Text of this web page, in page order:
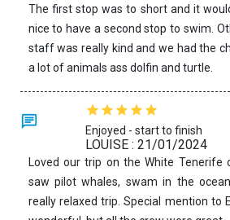
The first stop was to short and it
nice to have a second stop to swim.
staff was really kind and we had the
a lot of animals ass dolfin and turtle.
Enjoyed - start to finish
LOUISE : 21/01/2024
Loved our trip on the White Tenerife
saw pilot whales, swam in the
really relaxed trip. Special mention to